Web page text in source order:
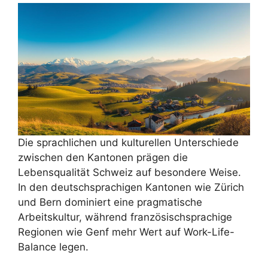
Die sprachlichen und kulturellen Unterschiede
zwischen den Kantonen prägen die
Lebensqualität Schweiz auf besondere Weise.
In den deutschsprachigen Kantonen wie Zürich
und Bern dominiert eine pragmatische
Arbeitskultur, während französischsprachige
Regionen wie Genf mehr Wert auf Work-Life-
Balance legen.